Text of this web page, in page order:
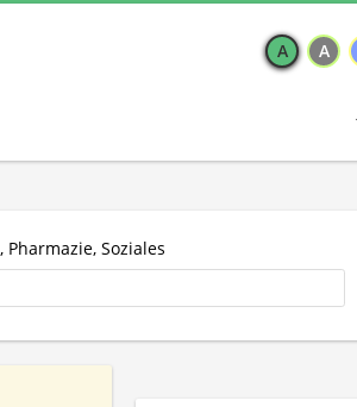
A A
Soziales